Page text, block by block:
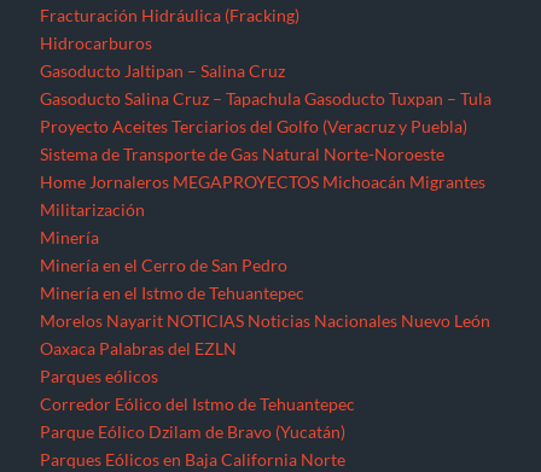
Fracturación Hidráulica (Fracking)
Hidrocarburos
Gasoducto Jaltipan – Salina Cruz
Gasoducto Salina Cruz – Tapachula Gasoducto Tuxpan – Tula
Proyecto Aceites Terciarios del Golfo (Veracruz y Puebla)
Sistema de Transporte de Gas Natural Norte-Noroeste
Home Jornaleros MEGAPROYECTOS Michoacán Migrantes
Militarización
Minería
Minería en el Cerro de San Pedro
Minería en el Istmo de Tehuantepec
Morelos Nayarit NOTICIAS Noticias Nacionales Nuevo León
Oaxaca Palabras del EZLN
Parques eólicos
Corredor Eólico del Istmo de Tehuantepec
Parque Eólico Dzilam de Bravo (Yucatán)
Parques Eólicos en Baja California Norte